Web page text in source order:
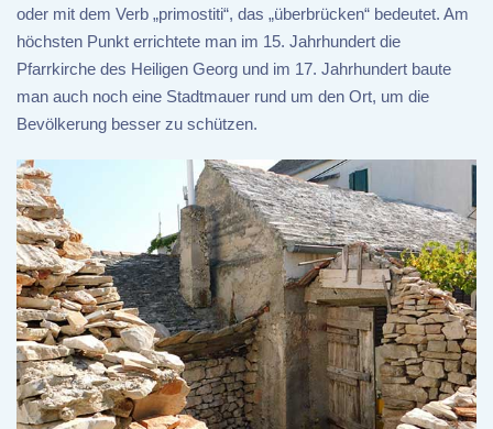
oder mit dem Verb „primostiti“, das „überbrücken“ bedeutet. Am
höchsten Punkt errichtete man im 15. Jahrhundert die
Pfarrkirche des Heiligen Georg und im 17. Jahrhundert baute
man auch noch eine Stadtmauer rund um den Ort, um die
Bevölkerung besser zu schützen.